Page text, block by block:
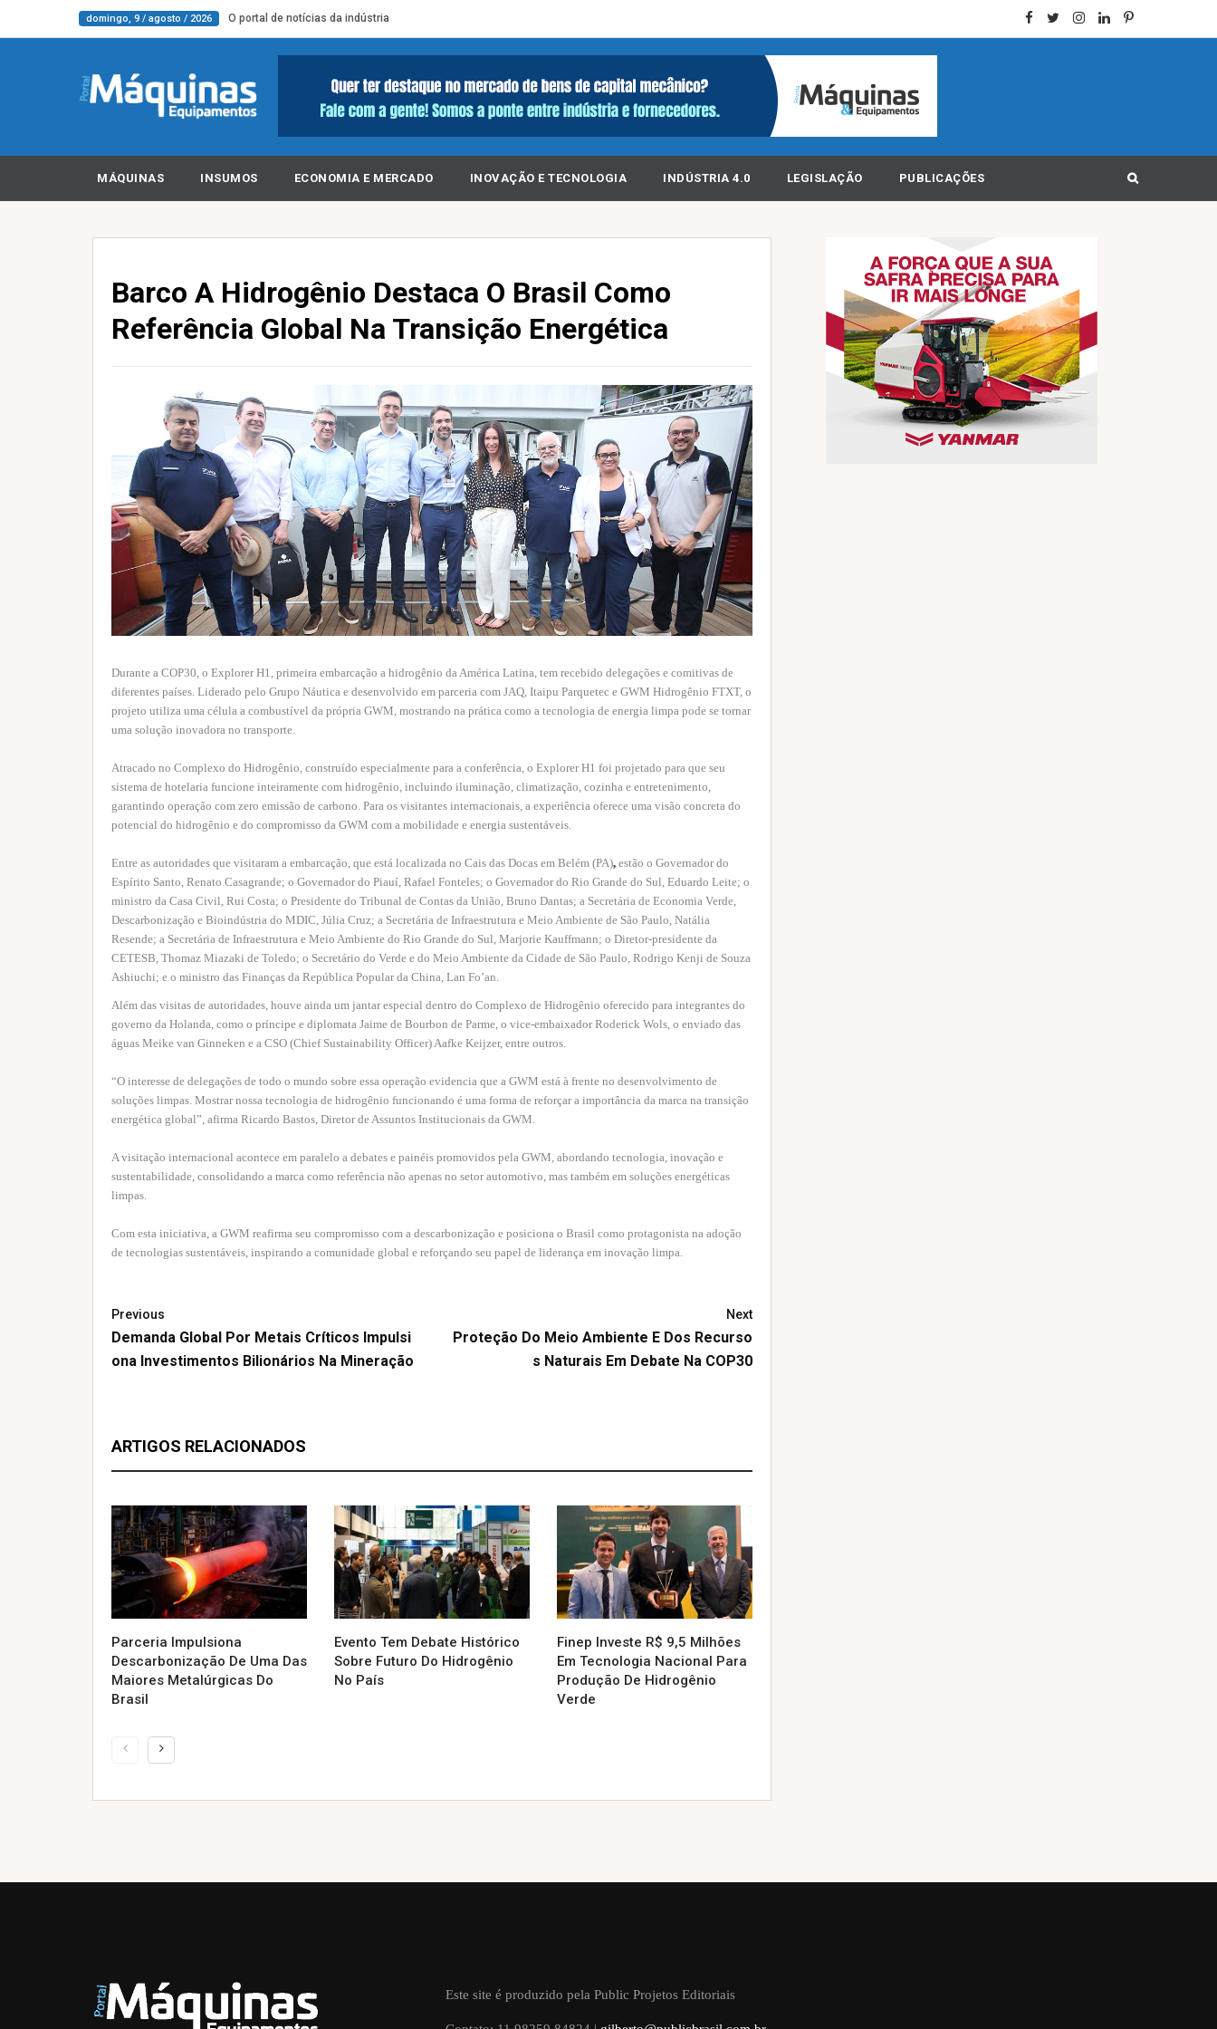
domingo, 9 / agosto / 2026 O portal de notícias da indústria
MÁQUINAS INSUMOS ECONOMIA E MERCADO INOVAÇÃO E TECNOLOGIA INDÚSTRIA 4.0 LEGISLAÇÃO PUBLICAÇÕES
Barco A Hidrogênio Destaca O Brasil Como
Referência Global Na Transição Energética
Durante a COP30, o Explorer H1, primeira embarcação a hidrogênio da América Latina, tem recebido delegações e comitivas de
diferentes países. Liderado pelo Grupo Náutica e desenvolvido em parceria com JAQ, Itaipu Parquetec e GWM Hidrogênio FTXT, o
projeto utiliza uma célula a combustível da própria GWM, mostrando na prática como a tecnologia de energia limpa pode se tornar
uma solução inovadora no transporte.
Atracado no Complexo do Hidrogênio, construído especialmente para a conferência, o Explorer H1 foi projetado para que seu
sistema de hotelaria funcione inteiramente com hidrogênio, incluindo iluminação, climatização, cozinha e entretenimento,
garantindo operação com zero emissão de carbono. Para os visitantes internacionais, a experiência oferece uma visão concreta do
potencial do hidrogênio e do compromisso da GWM com a mobilidade e energia sustentáveis.
Entre as autoridades que visitaram a embarcação, que está localizada no Cais das Docas em Belém (PA), estão o Governador do
Espírito Santo, Renato Casagrande; o Governador do Piauí, Rafael Fonteles; o Governador do Rio Grande do Sul, Eduardo Leite; o
ministro da Casa Civil, Rui Costa; o Presidente do Tribunal de Contas da União, Bruno Dantas; a Secretária de Economia Verde,
Descarbonização e Bioindústria do MDIC, Júlia Cruz; a Secretária de Infraestrutura e Meio Ambiente de São Paulo, Natália
Resende; a Secretária de Infraestrutura e Meio Ambiente do Rio Grande do Sul, Marjorie Kauffmann; o Diretor-presidente da
CETESB, Thomaz Miazaki de Toledo; o Secretário do Verde e do Meio Ambiente da Cidade de São Paulo, Rodrigo Kenji de Souza
Ashiuchi; e o ministro das Finanças da República Popular da China, Lan Fo’an.
Além das visitas de autoridades, houve ainda um jantar especial dentro do Complexo de Hidrogênio oferecido para integrantes do
governo da Holanda, como o príncipe e diplomata Jaime de Bourbon de Parme, o vice-embaixador Roderick Wols, o enviado das
águas Meike van Ginneken e a CSO (Chief Sustainability Officer) Aafke Keijzer, entre outros.
“O interesse de delegações de todo o mundo sobre essa operação evidencia que a GWM está à frente no desenvolvimento de
soluções limpas. Mostrar nossa tecnologia de hidrogênio funcionando é uma forma de reforçar a importância da marca na transição
energética global”, afirma Ricardo Bastos, Diretor de Assuntos Institucionais da GWM.
A visitação internacional acontece em paralelo a debates e painéis promovidos pela GWM, abordando tecnologia, inovação e
sustentabilidade, consolidando a marca como referência não apenas no setor automotivo, mas também em soluções energéticas
limpas.
Com esta iniciativa, a GWM reafirma seu compromisso com a descarbonização e posiciona o Brasil como protagonista na adoção
de tecnologias sustentáveis, inspirando a comunidade global e reforçando seu papel de liderança em inovação limpa.
Previous
Demanda Global Por Metais Críticos Impulsi
Ona Investimentos Bilionários Na Mineração
Next
Proteção Do Meio Ambiente E Dos Recurso
S Naturais Em Debate Na COP30
ARTIGOS RELACIONADOS
Parceria Impulsiona
Descarbonização De Uma Das
Maiores Metalúrgicas Do
Brasil
Evento Tem Debate Histórico
Sobre Futuro Do Hidrogênio
No País
Finep Investe R$ 9,5 Milhões
Em Tecnologia Nacional Para
Produção De Hidrogênio
Verde
Este site é produzido pela Public Projetos Editoriais